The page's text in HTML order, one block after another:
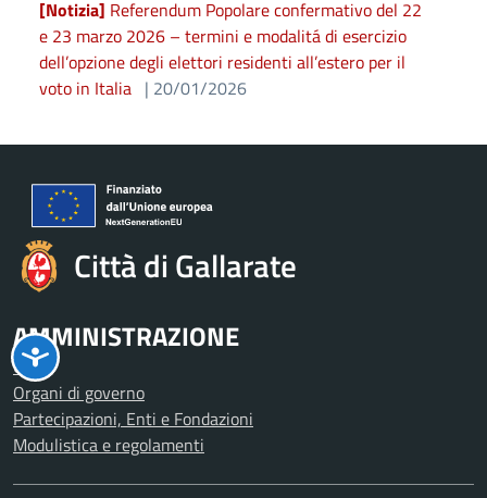
[Notizia] Referendum Popolare confermativo del 22
e 23 marzo 2026 – termini e modalitá di esercizio
dell’opzione degli elettori residenti all’estero per il
voto in Italia | 20/01/2026
Città di Gallarate
AMMINISTRAZIONE
Uffici
Organi di governo
Partecipazioni, Enti e Fondazioni
Modulistica e regolamenti